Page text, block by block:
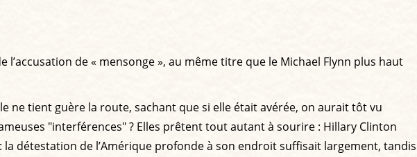
de « mensonge », au même titre que le Michael Flynn plus haut
ne tient guère la route, sachant que si elle était avérée, on aurait tôt vu
"interférences" ? Elles prêtent tout autant à sourire : Hillary Clinton
la détestation de l’Amérique profonde à son endroit suffisait largement, tandis